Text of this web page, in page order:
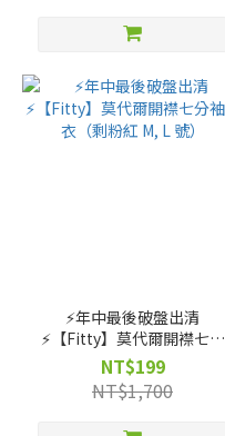
⚡️年中最後破盤出清
⚡️【Fitty】莫代爾開襟七分
袖上衣（剩粉紅 M, L 號）
NT$199
NT$1,700